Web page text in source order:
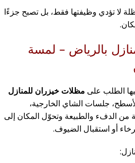
لا تؤدي وظيفتها فقط، بل تصبح جزءًا
بالرياض – لمسة
الطلب على مظلات خيزران للمنازل
جلسات الشاي الخارجية،
الدفء والطبيعة وتحوّل المكان إلى
أو استقبال الضيوف.